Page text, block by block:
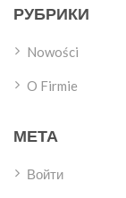
РУБРИКИ
Nowości
O Firmie
МЕТА
Войти